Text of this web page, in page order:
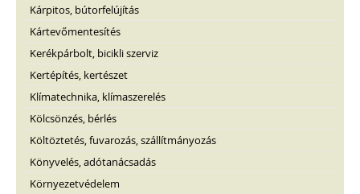
Kárpitos, bútorfelújítás
Kártevőmentesítés
Kerékpárbolt, bicikli szerviz
Kertépítés, kertészet
Klímatechnika, klímaszerelés
Kölcsönzés, bérlés
Költöztetés, fuvarozás, szállítmányozás
Könyvelés, adótanácsadás
Környezetvédelem